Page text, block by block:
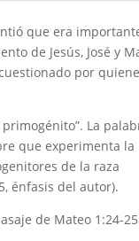
que era
de Jesús, José y
por
La
que experimenta la
de la raza
énfasis del autor).
de Mateo 1:24-